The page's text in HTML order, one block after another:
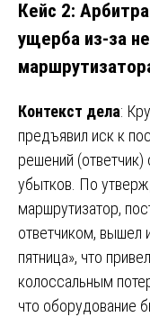
Кейс 2:
ущерба из-за
Контекст дела:
предъявил иск к
решений
убытков. По
маршрутизатор,
ответчиком, вышел
пятница», что
колоссальным
что оборудование